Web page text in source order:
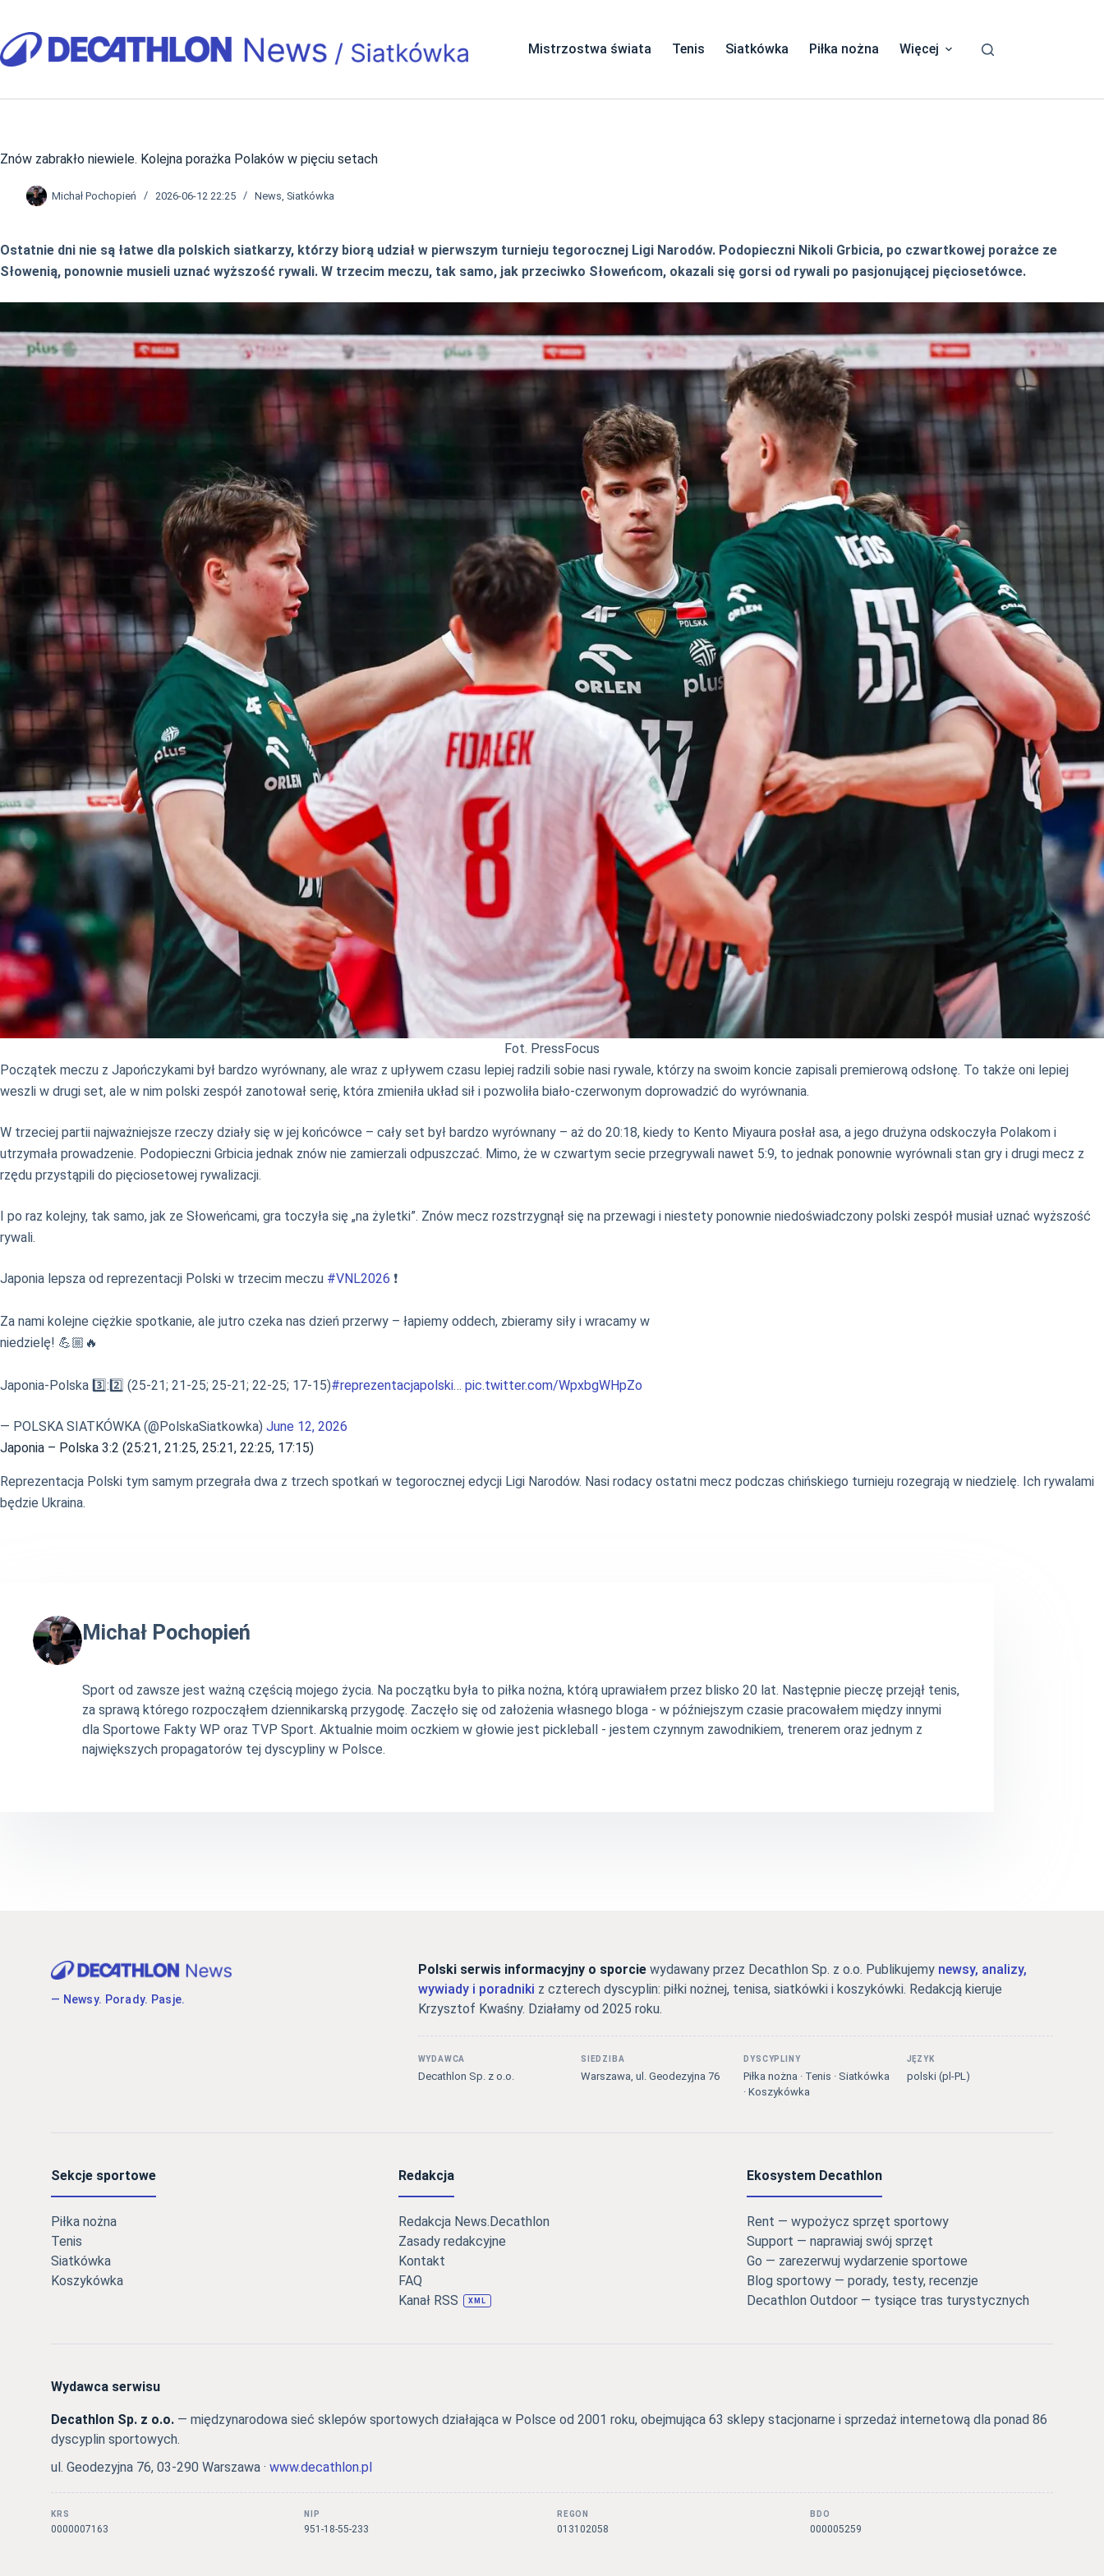
treści
Mistrzostwa świata Tenis Siatkówka Piłka nożna Więcej
Znów zabrakło niewiele. Kolejna porażka Polaków w pięciu setach
Michał Pochopień 2026-06-12 22:25 News Siatkówka
Ostatnie dni nie są łatwe dla polskich siatkarzy, którzy biorą udział w pierwszym turnieju tegorocznej Ligi Narodów. Podopieczni Nikoli Grbicia, po czwartkowej porażce ze
Słowenią, ponownie musieli uznać wyższość rywali. W trzecim meczu, tak samo, jak przeciwko Słoweńcom, okazali się gorsi od rywali po pasjonującej pięciosetówce.
Fot. PressFocus
Początek meczu z Japończykami był bardzo wyrównany, ale wraz z upływem czasu lepiej radzili sobie nasi rywale, którzy na swoim koncie zapisali premierową odsłonę. To także oni lepiej
weszli w drugi set, ale w nim polski zespół zanotował serię, która zmieniła układ sił i pozwoliła biało-czerwonym doprowadzić do wyrównania.
W trzeciej partii najważniejsze rzeczy działy się w jej końcówce – cały set był bardzo wyrównany – aż do 20:18, kiedy to Kento Miyaura posłał asa, a jego drużyna odskoczyła Polakom i
utrzymała prowadzenie. Podopieczni Grbicia jednak znów nie zamierzali odpuszczać. Mimo, że w czwartym secie przegrywali nawet 5:9, to jednak ponownie wyrównali stan gry i drugi mecz z
rzędu przystąpili do pięciosetowej rywalizacji.
I po raz kolejny, tak samo, jak ze Słoweńcami, gra toczyła się „na żyletki”. Znów mecz rozstrzygnął się na przewagi i niestety ponownie niedoświadczony polski zespół musiał uznać wyższość
rywali.
Japonia lepsza od reprezentacji Polski w trzecim meczu #VNL2026 ❗
Za nami kolejne ciężkie spotkanie, ale jutro czeka nas dzień przerwy – łapiemy oddech, zbieramy siły i wracamy w
niedzielę! 💪🏼🔥
Japonia-Polska 3️⃣:2️⃣ (25-21; 21-25; 25-21; 22-25; 17-15)#reprezentacjapolski… pic.twitter.com/WpxbgWHpZo
— POLSKA SIATKÓWKA (@PolskaSiatkowka) June 12, 2026
Japonia – Polska 3:2 (25:21, 21:25, 25:21, 22:25, 17:15)
Reprezentacja Polski tym samym przegrała dwa z trzech spotkań w tegorocznej edycji Ligi Narodów. Nasi rodacy ostatni mecz podczas chińskiego turnieju rozegrają w niedzielę. Ich rywalami
będzie Ukraina.
Michał Pochopień
Sport od zawsze jest ważną częścią mojego życia. Na początku była to piłka nożna, którą uprawiałem przez blisko 20 lat. Następnie pieczę przejął tenis,
za sprawą którego rozpocząłem dziennikarską przygodę. Zaczęło się od założenia własnego bloga - w późniejszym czasie pracowałem między innymi
dla Sportowe Fakty WP oraz TVP Sport. Aktualnie moim oczkiem w głowie jest pickleball - jestem czynnym zawodnikiem, trenerem oraz jednym z
największych propagatorów tej dyscypliny w Polsce.
— Newsy. Porady. Pasje.
Polski serwis informacyjny o sporciewydawany przez Decathlon Sp. z o.o. Publikujemy newsy, analizy,
wywiady i poradniki z czterech dyscyplin: piłki nożnej, tenisa, siatkówki i koszykówki. Redakcją kieruje
Krzysztof Kwaśny. Działamy od 2025 roku.
WYDAWCA
Decathlon Sp. z o.o.
SIEDZIBA
Warszawa, ul. Geodezyjna 76
DYSCYPLINY
Piłka nożna · Tenis · Siatkówka
· Koszykówka
JĘZYK
polski (pl-PL)
Sekcje sportowe
Piłka nożna
Tenis
Siatkówka
Koszykówka
Redakcja
Redakcja News.Decathlon
Zasady redakcyjne
Kontakt
FAQ
Kanał RSS
XML
Ekosystem Decathlon
Rent — wypożycz sprzęt sportowy
Support — naprawiaj swój sprzęt
Go — zarezerwuj wydarzenie sportowe
Blog sportowy — porady, testy, recenzje
Decathlon Outdoor — tysiące tras turystycznych
Wydawca serwisu
Decathlon Sp. z o.o. — międzynarodowa sieć sklepów sportowych działająca w Polsce od 2001 roku, obejmująca 63 sklepy stacjonarne i sprzedaż internetową dla ponad 86
dyscyplin sportowych.
ul. Geodezyjna 76, 03-290 Warszawa · www.decathlon.pl
KRS
0000007163
NIP
951-18-55-233
REGON
013102058
BDO
000005259